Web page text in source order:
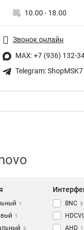
10.00 - 18.00
Звонок онлайн
MAX: +7 (936) 132-
Telegram: ShopMSK7
1
1
3
BNC 3
AHD 1